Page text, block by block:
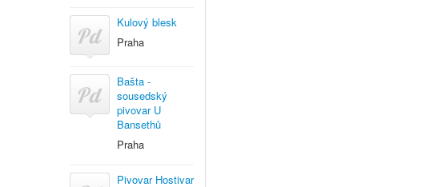
Kulový blesk
Praha
Bašta -
sousedský
pivovar U
Bansethů
Praha
Pivovar Hostivar